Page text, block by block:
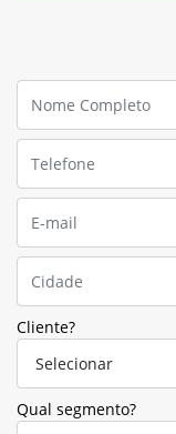
Cliente?
Qual segmento?